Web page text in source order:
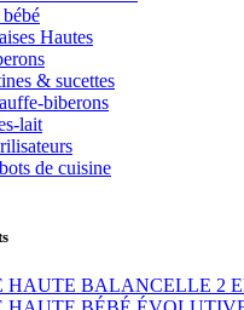
Hautes
& sucettes
biberons
lait
de cuisine
HAUTE BALANCELLE 2